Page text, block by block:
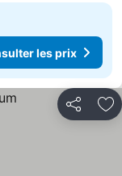
les prix
Partager